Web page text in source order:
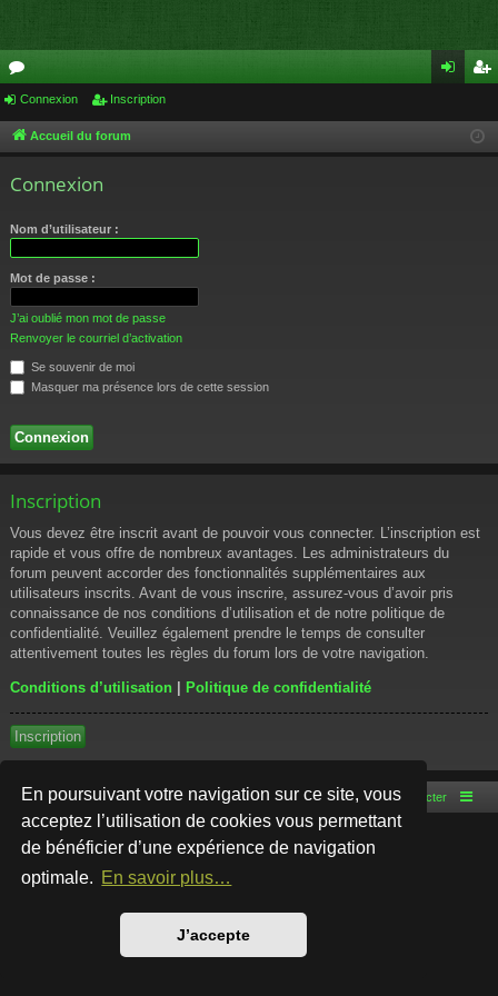
En poursuivant votre navigation sur ce site, vous
acceptez l’utilisation de cookies vous permettant
de bénéficier d’une expérience de navigation
optimale. En savoir plus…
J’accepte
or
u cri
Connexion Inscription
Accueil du forum
Connexion
Nom d’utilisateur :
Mot de passe :
J’ai oublié mon mot de passe
Renvoyer le courriel d’activation
Se souvenir de moi
Masquer ma présence lors de cette session
Inscription
Vous devez être inscrit avant de pouvoir vous connecter. L’inscription est
rapide et vous offre de nombreux avantages. Les administrateurs du
forum peuvent accorder des fonctionnalités supplémentaires aux
utilisateurs inscrits. Avant de vous inscrire, assurez-vous d’avoir pris
connaissance de nos conditions d’utilisation et de notre politique de
confidentialité. Veuillez également prendre le temps de consulter
attentivement toutes les règles du forum lors de votre navigation.
Conditions d’utilisation | Politique de confidentialité
Inscription
Accueil du forum Nous contacter
Développé parphpBB® Forum Software © phpBB Limited
Style par
Traduction française officielle